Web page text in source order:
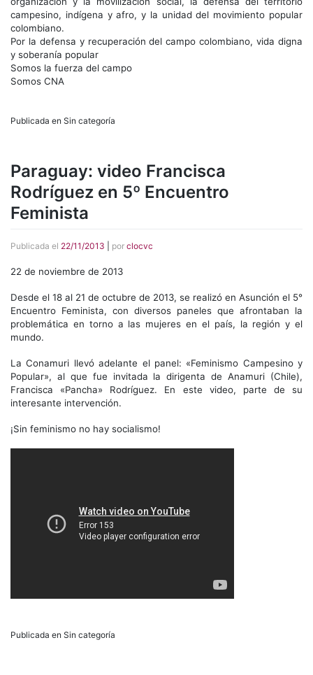
campesino, indígena y afro, y la unidad del movimiento popular
colombiano.
Por la defensa y recuperación del campo colombiano, vida digna
y soberanía popular
Somos la fuerza del campo
Somos CNA
Publicada en Sin categoría
Paraguay: video Francisca
Rodríguez en 5º Encuentro
Feminista
Publicada el 22/11/2013 por clocvc
22 de noviembre de 2013
Desde el 18 al 21 de octubre de 2013, se realizó en Asunción el 5°
Encuentro Feminista, con diversos paneles que afrontaban la
problemática en torno a las mujeres en el país, la región y el
mundo.
La Conamuri llevó adelante el panel: «Feminismo Campesino y
Popular», al que fue invitada la dirigenta de Anamuri (Chile),
Francisca «Pancha» Rodríguez. En este video, parte de su
interesante intervención.
¡Sin feminismo no hay socialismo!
Publicada en Sin categoría